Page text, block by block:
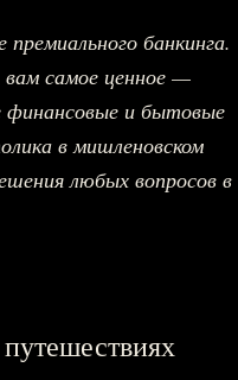
банкинга.
вам самое ценное —
финансовые и бытовые
в мишленовском
любых вопросов в